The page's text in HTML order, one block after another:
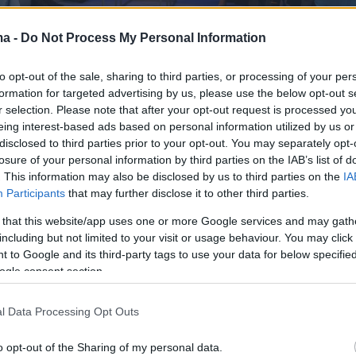
- Do Not Process My Personal Information
opt-out of the sale, sharing to third parties, or processing of your
for targeted advertising by us, please use the below opt-out
selection. Please note that after your opt-out request is processed
interest-based ads based on personal information utilized by us
to third parties prior to your opt-out. You may separately
of your personal information by third parties on the IAB’s list of
This information may also be disclosed by us to third parties on the
Participants that may further disclose it to other third parties.
that this website/app uses one or more Google services and may
but not limited to your visit or usage behaviour. You may
to Google and its third-party tags to use your data for below
consent section.
Data Processing Opt Outs
opt-out of the Sharing of my personal data.
η εκδήλωση ξεκίνησε με μια ενδιαφέρουσα
από εκπροσώπους της Sanitaς αλλά και των
οργανισμών αναφορικά με το πώς
κι επιχειρήσεις μπορούν να συμβάλουν στην
πιο υπεύθυνης στάσης απέναντι στον δημόσιο
Τη συζήτηση στο φόρουμ συντόνισε ο
Νίκος Συρίγος και η Sanitas είχε τη δυνατότητα
κοινό το έργο της με τηνWe4All -που
χτίζοντας μία ευαισθητοποιημένη γενιά
της εκπαίδευσης είναι καθοριστική καθώς
θα οδηγήσουν σε ένα καλύτερο αύριο.